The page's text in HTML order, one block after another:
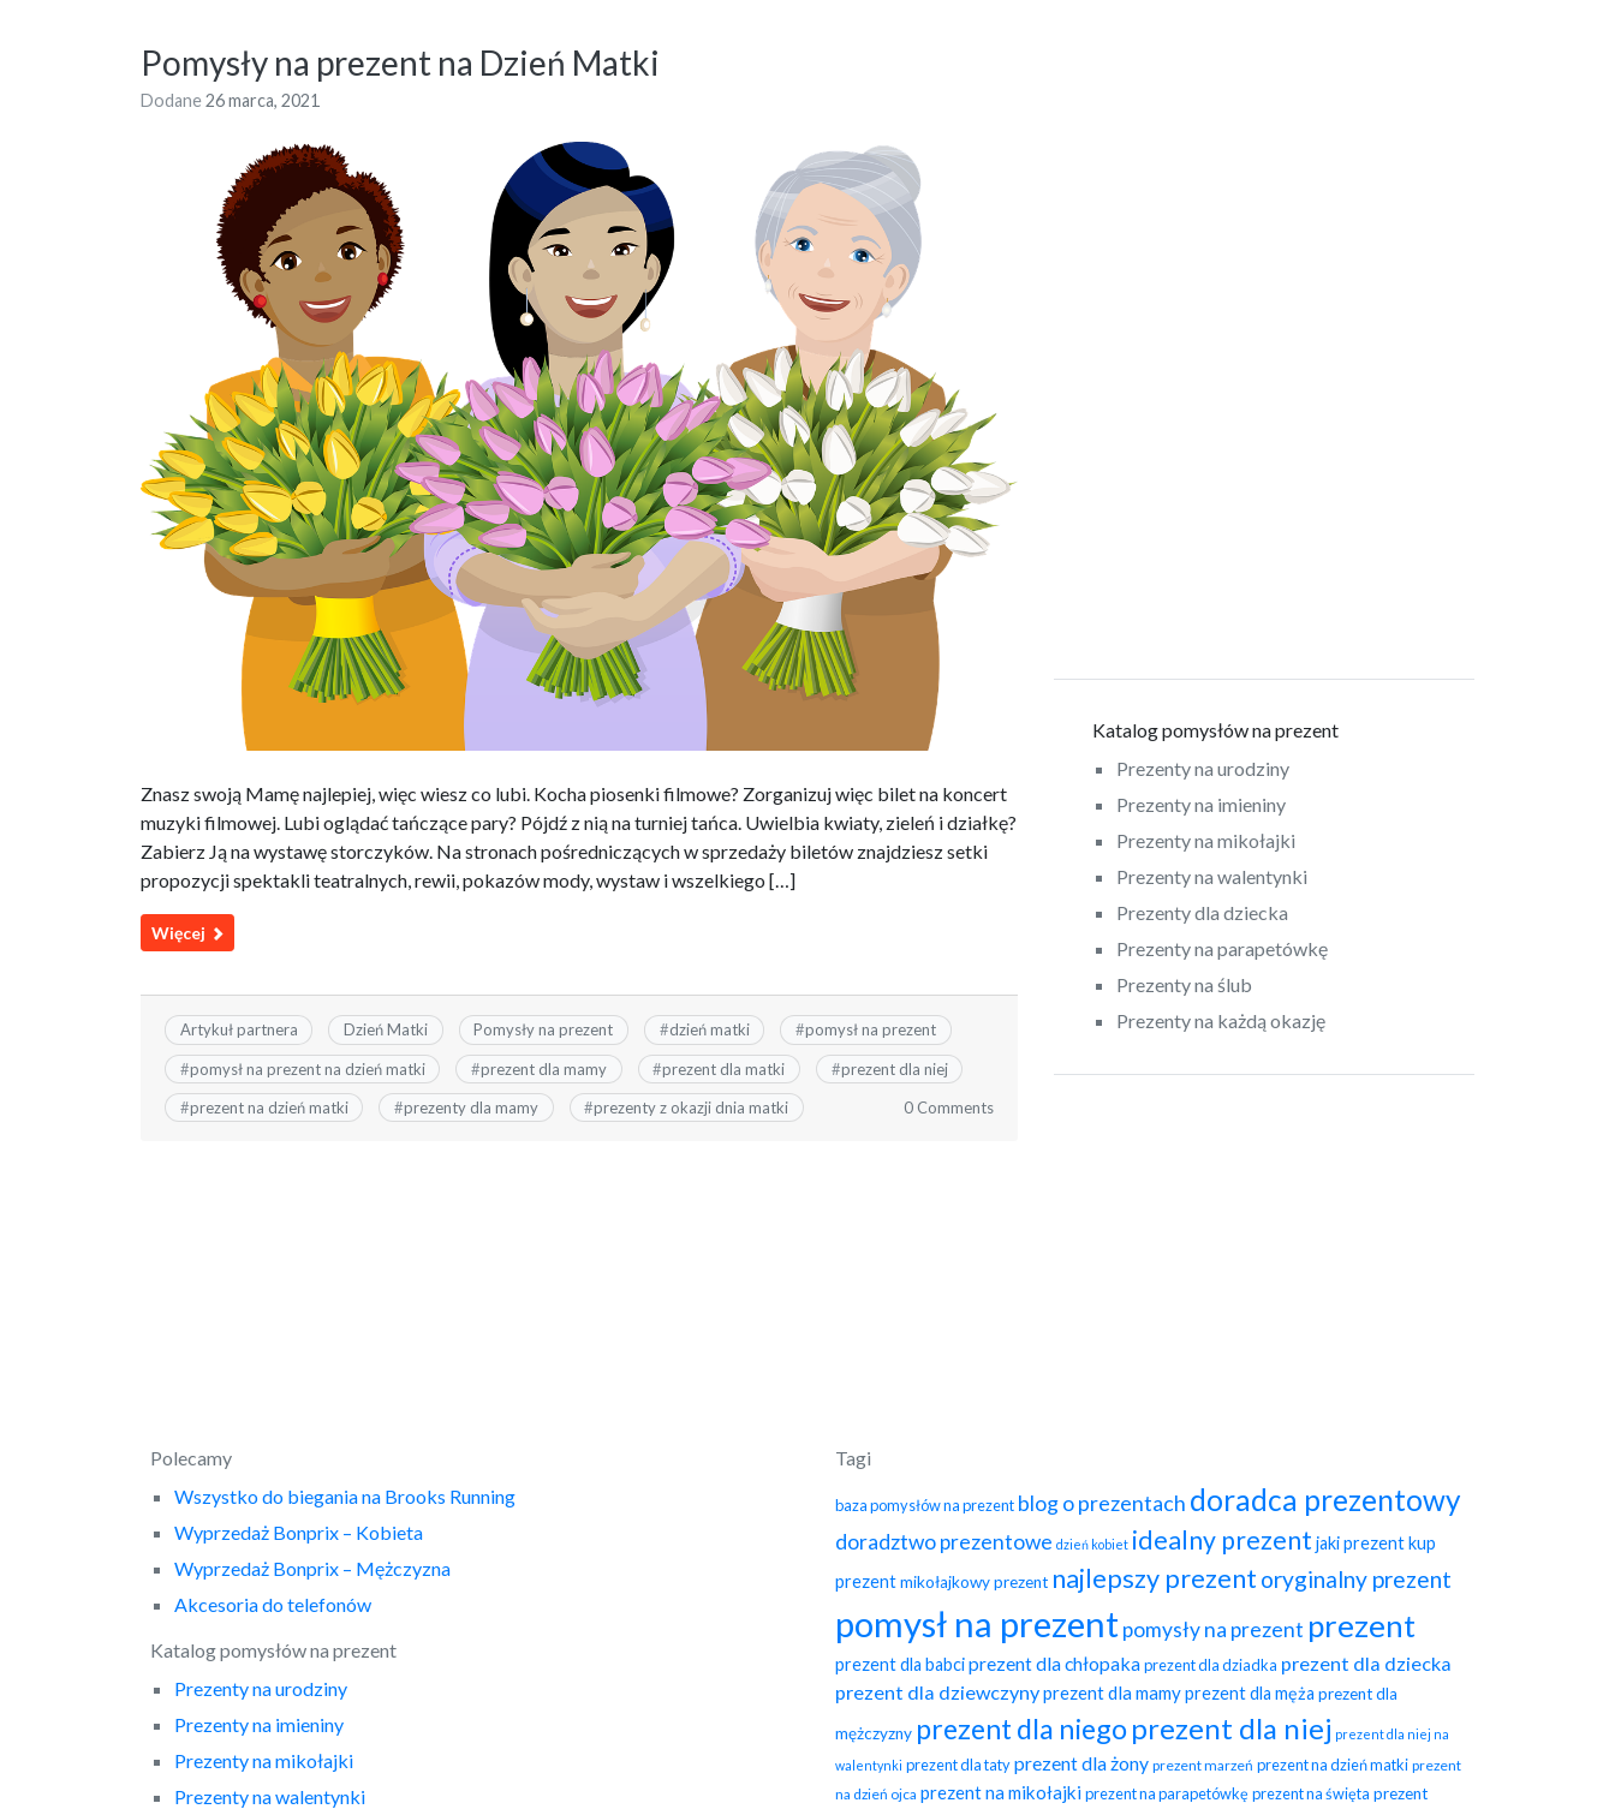
Pomysły na prezent na Dzień Matki
Dodane26 marca, 2021
Znasz swoją Mamę najlepiej, więc wiesz co lubi. Kocha piosenki filmowe? Zorganizuj więc bilet na koncert
muzyki filmowej. Lubi oglądać tańczące pary? Pójdź z nią na turniej tańca. Uwielbia kwiaty, zieleń i działkę?
Zabierz Ją na wystawę storczyków. Na stronach pośredniczących w sprzedaży biletów znajdziesz setki
propozycji spektakli teatralnych, rewii, pokazów mody, wystaw i wszelkiego […]
Więcej
Artykuł partnera Dzień Matki Pomysły na prezent #dzień matki #pomysł na prezent
#pomysł na prezent na dzień matki #prezent dla mamy #prezent dla matki #prezent dla niej
#prezent na dzień matki #prezenty dla mamy #prezenty z okazji dnia matki 0 Comments
Katalog pomysłów na prezent
Prezenty na urodziny
Prezenty na imieniny
Prezenty na mikołajki
Prezenty na walentynki
Prezenty dla dziecka
Prezenty na parapetówkę
Prezenty na ślub
Prezenty na każdą okazję
Polecamy
Wszystko do biegania na Brooks Running
Wyprzedaż Bonprix – Kobieta
Wyprzedaż Bonprix – Mężczyzna
Akcesoria do telefonów
Katalog pomysłów na prezent
Prezenty na urodziny
Prezenty na imieniny
Prezenty na mikołajki
Prezenty na walentynki
Tagi
baza pomysłów na prezent blog o prezentach doradca prezentowy
doradztwo prezentowe dzień kobiet idealny prezent jaki prezentkup
prezentmikołajkowy prezent najlepszy prezent oryginalny prezent
pomysł na prezentpomysły na prezent prezent
prezent dla babciprezent dla chłopakaprezent dla dziadka prezent dla dziecka
prezent dla dziewczynyprezent dla mamyprezent dla męża prezent dla
mężczyzny prezent dla niegoprezent dla niej prezent dla niej na
walentynki prezent dla tatyprezent dla żony prezent marzeń prezent na dzień matki prezent
na dzień ojca prezent na mikołajkiprezent na parapetówkę prezent na święta prezent